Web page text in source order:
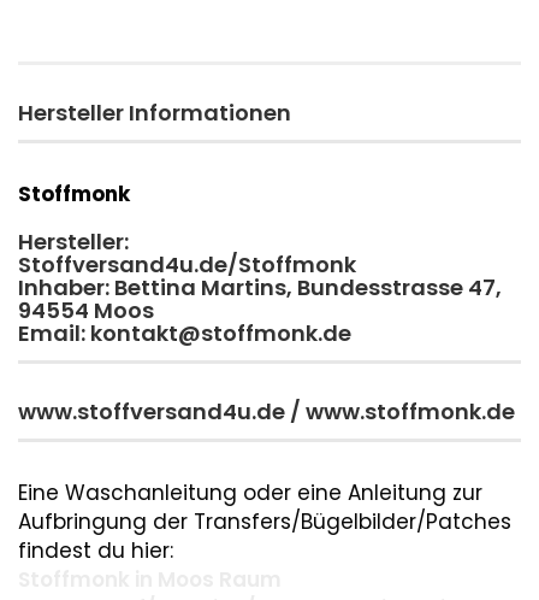
Hersteller Informationen
Stoffmonk
Hersteller:
Stoffversand4u.de/Stoffmonk
Inhaber: Bettina Martins, Bundesstrasse 47,
94554 Moos
Email: kontakt@stoffmonk.de
www.stoffversand4u.de / www.stoffmonk.de
Eine Waschanleitung oder eine Anleitung zur
Aufbringung der Transfers/Bügelbilder/Patches
findest du hier: